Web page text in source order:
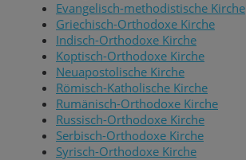
Evangelisch-methodistische Kirche
Griechisch-Orthodoxe Kirche
Indisch-Orthodoxe Kirche
Koptisch-Orthodoxe Kirche
Neuapostolische Kirche
Römisch-Katholische Kirche
Rumänisch-Orthodoxe Kirche
Russisch-Orthodoxe Kirche
Serbisch-Orthodoxe Kirche
Syrisch-Orthodoxe Kirche